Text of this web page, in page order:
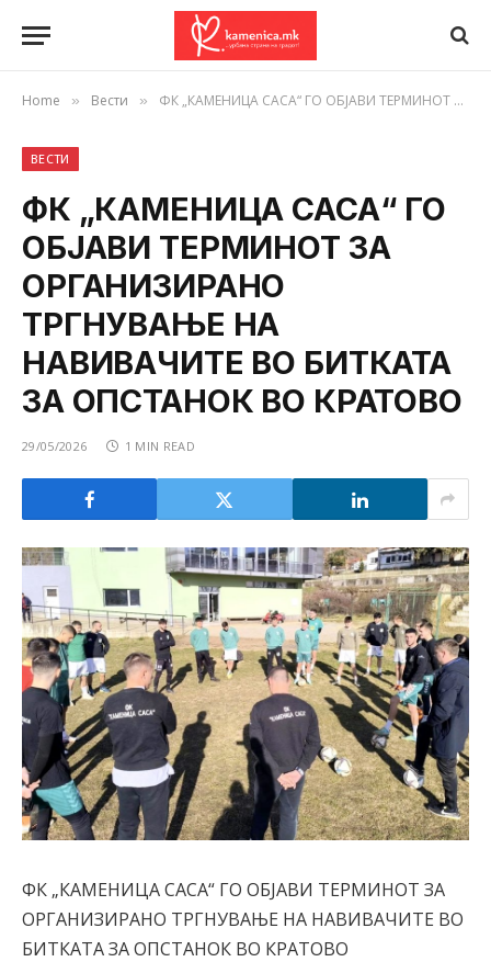
Home » Вести » ФК „КАМЕНИЦА САСА“ ГО ОБЈАВИ ТЕРМИНОТ ЗА ОРГАНИЗИРАНО ТРГНУВАЊЕ НА НАВИВАЧИТЕ ВО БИТКАТА ЗА ОПСТАНОК ВО КРАТОВО
ВЕСТИ
ФК „КАМЕНИЦА САСА“ ГО
ОБЈАВИ ТЕРМИНОТ ЗА
ОРГАНИЗИРАНО
ТРГНУВАЊЕ НА
НАВИВАЧИТЕ ВО БИТКАТА
ЗА ОПСТАНОК ВО КРАТОВО
29/05/2026 1 MIN READ
ФК „КАМЕНИЦА САСА“ ГО ОБЈАВИ ТЕРМИНОТ ЗА
ОРГАНИЗИРАНО ТРГНУВАЊЕ НА НАВИВАЧИТЕ ВО
БИТКАТА ЗА ОПСТАНОК ВО КРАТОВО